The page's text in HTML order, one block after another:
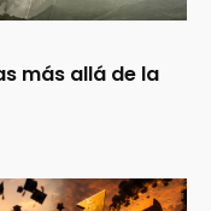
más allá de la